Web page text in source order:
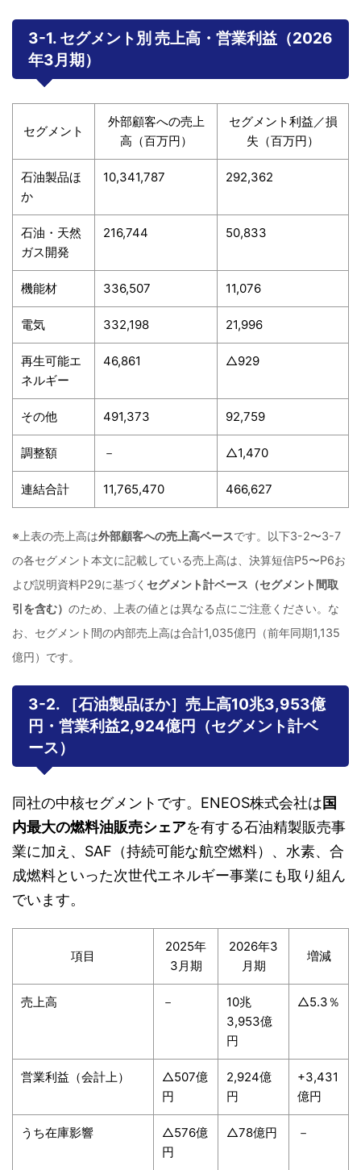
3-1. セグメント別 売上高・営業利益（2026
年3月期）
セグメント
外部顧客への売上
高（百万円）
セグメント利益／損
失（百万円）
石油製品ほ
か
10,341,787 292,362
石油・天然
ガス開発
216,744 50,833
機能材 336,507 11,076
電気 332,198 21,996
再生可能エ
ネルギー
46,861 △929
その他 491,373 92,759
調整額 － △1,470
連結合計 11,765,470 466,627
※上表の売上高は外部顧客への売上高ベースです。以下3-2〜3-7
の各セグメント本文に記載している売上高は、決算短信P5〜P6お
よび説明資料P29に基づく セグメント計ベース（セグメント間取
引を含む） のため、上表の値とは異なる点にご注意ください。な
お、セグメント間の内部売上高は合計1,035億円（前年同期1,135
億円）です。
3-2. ［石油製品ほか］売上高10兆3,953億
円・営業利益2,924億円（セグメント計ベ
ース）
同社の中核セグメントです。ENEOS株式会社は国
内最大の燃料油販売シェアを有する石油精製販売事
業に加え、SAF（持続可能な航空燃料）、水素、合
成燃料といった次世代エネルギー事業にも取り組ん
でいます。
項目
2025年
3月期
2026年3
月期
増減
売上高 －
10兆
3,953億
円
△5.3％
営業利益（会計上）
△507億
円
2,924億
円
+3,431
億円
うち在庫影響
△576億
円
△78億円 －